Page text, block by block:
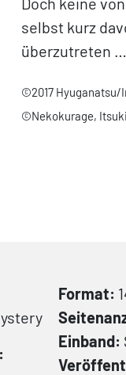
selbst kurz
überzutreten …
©2017 Hyuganatsu/
©Nekokurage,
Format:
Einband: